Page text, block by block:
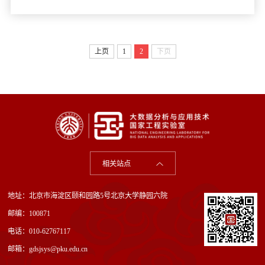
上页 1 2 下页
相关站点
地址：北京市海淀区颐和园路5号北京大学静园六院
邮编：100871
电话：010-62767117
邮箱：gdsjsys@pku.edu.cn